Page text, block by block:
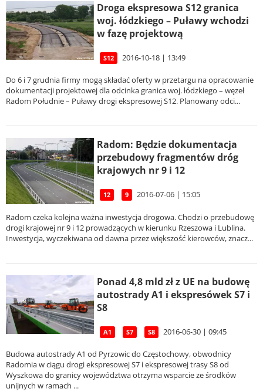
Droga ekspresowa S12 granica
woj. łódzkiego – Puławy wchodzi
w fazę projektową
S12 2016-10-18 | 13:49
Do 6 i 7 grudnia firmy mogą składać oferty w przetargu na opracowanie
dokumentacji projektowej dla odcinka granica woj. łódzkiego – węzeł
Radom Południe – Puławy drogi ekspresowej S12. Planowany odci...
Radom: Będzie dokumentacja
przebudowy fragmentów dróg
krajowych nr 9 i 12
12 9 2016-07-06 | 15:05
Radom czeka kolejna ważna inwestycja drogowa. Chodzi o przebudowę
drogi krajowej nr 9 i 12 prowadzących w kierunku Rzeszowa i Lublina.
Inwestycja, wyczekiwana od dawna przez większość kierowców, znacz...
Ponad 4,8 mld zł z UE na budowę
autostrady A1 i ekspresówek S7 i
S8
A1 S7 S8 2016-06-30 | 09:45
Budowa autostrady A1 od Pyrzowic do Częstochowy, obwodnicy
Radomia w ciągu drogi ekspresowej S7 i ekspresowej trasy S8 od
Wyszkowa do granicy województwa otrzyma wsparcie ze środków
unijnych w ramach ...